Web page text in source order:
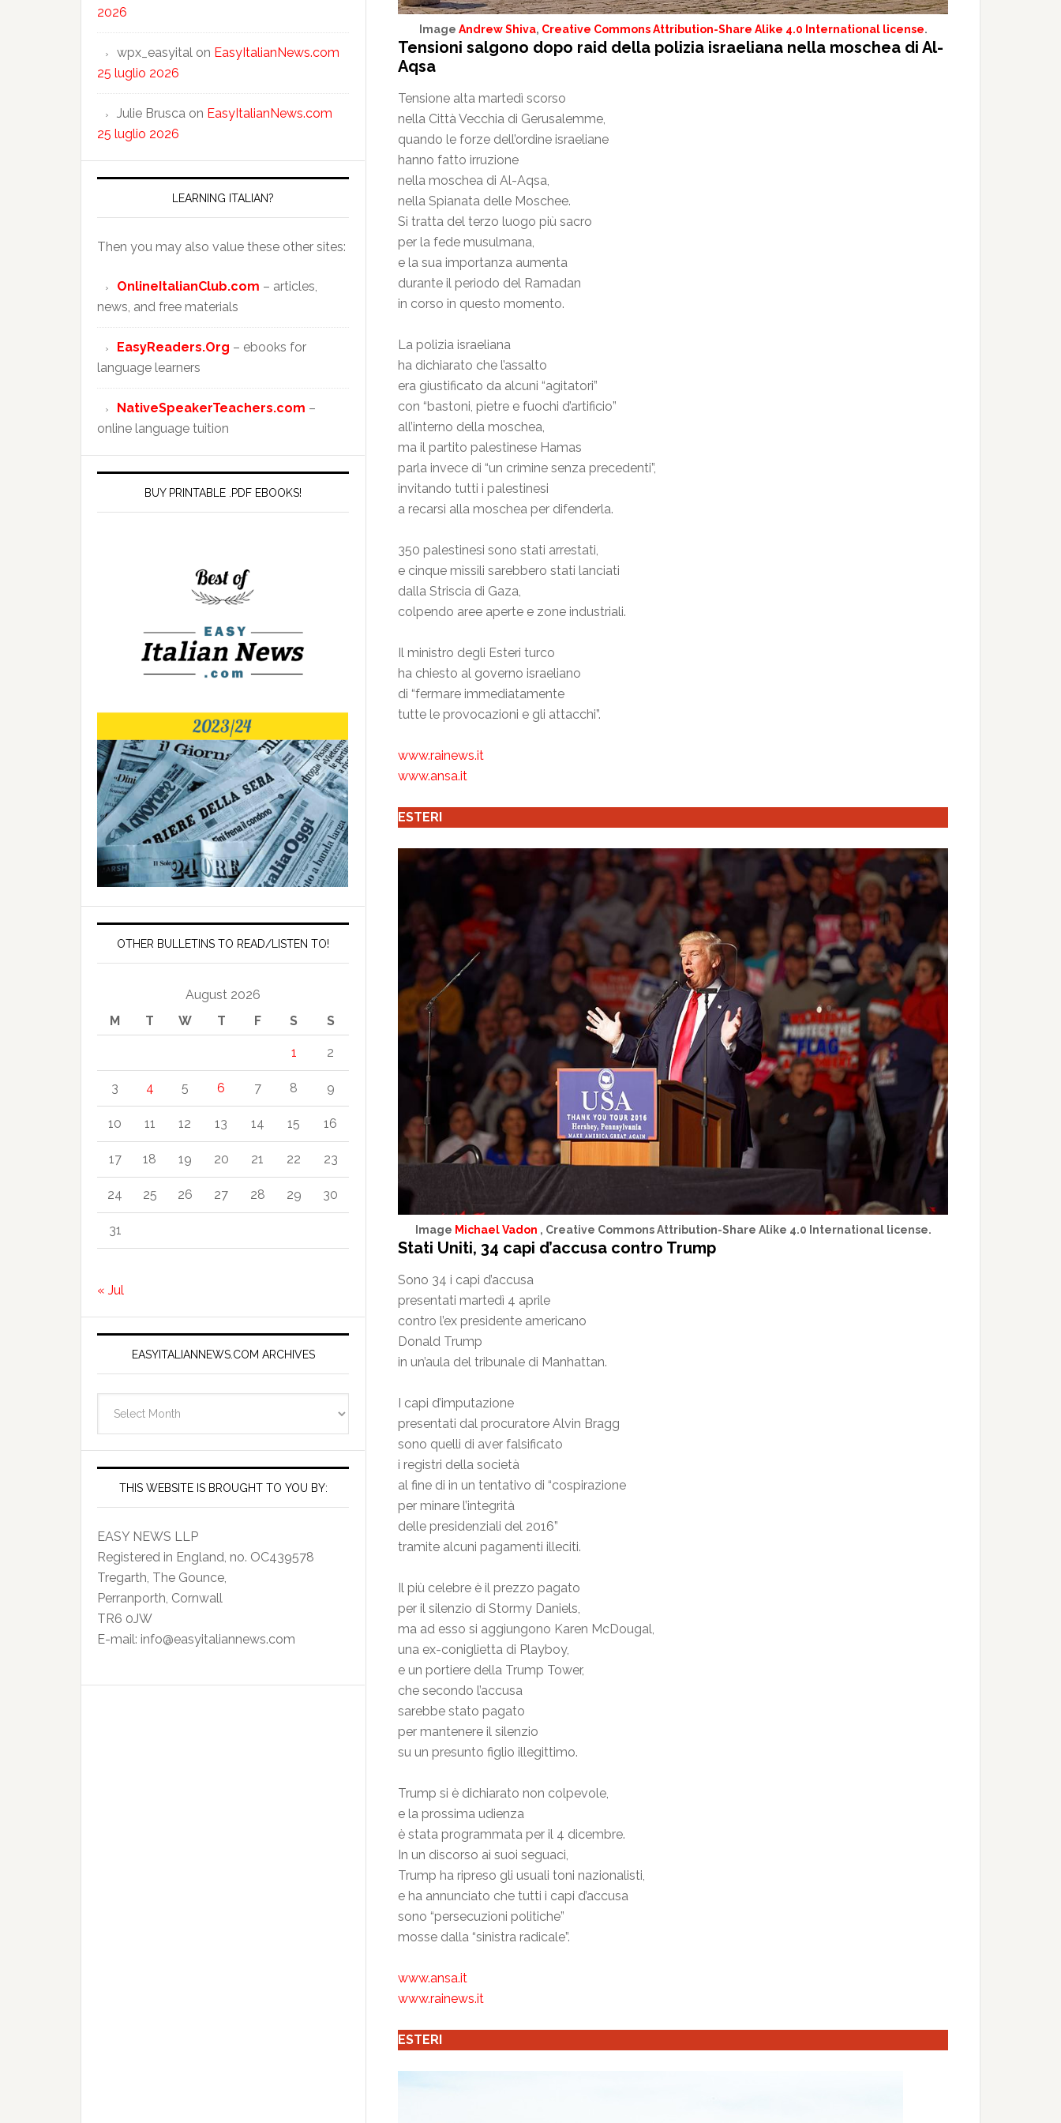
Image Andrew Shiva, Creative Commons Attribution-Share Alike 4.0 International license.
Tensioni salgono dopo raid della polizia israeliana nella moschea di Al-
Aqsa
Tensione alta martedì scorso
nella Città Vecchia di Gerusalemme,
quando le forze dell’ordine israeliane
hanno fatto irruzione
nella moschea di Al-Aqsa,
nella Spianata delle Moschee.
Si tratta del terzo luogo più sacro
per la fede musulmana,
e la sua importanza aumenta
durante il periodo del Ramadan
in corso in questo momento.
La polizia israeliana
ha dichiarato che l’assalto
era giustificato da alcuni “agitatori”
con “bastoni, pietre e fuochi d’artificio”
all’interno della moschea,
ma il partito palestinese Hamas
parla invece di “un crimine senza precedenti”,
invitando tutti i palestinesi
a recarsi alla moschea per difenderla.
350 palestinesi sono stati arrestati,
e cinque missili sarebbero stati lanciati
dalla Striscia di Gaza,
colpendo aree aperte e zone industriali.
Il ministro degli Esteri turco
ha chiesto al governo israeliano
di “fermare immediatamente
tutte le provocazioni e gli attacchi”.
www.rainews.it
www.ansa.it
ESTERI
Image Michael Vadon , Creative Commons Attribution-Share Alike 4.0 International license.
Stati Uniti, 34 capi d’accusa contro Trump
Sono 34 i capi d’accusa
presentati martedì 4 aprile
contro l’ex presidente americano
Donald Trump
in un’aula del tribunale di Manhattan.
I capi d’imputazione
presentati dal procuratore Alvin Bragg
sono quelli di aver falsificato
i registri della società
al fine di in un tentativo di “cospirazione
per minare l’integrità
delle presidenziali del 2016”
tramite alcuni pagamenti illeciti.
Il più celebre è il prezzo pagato
per il silenzio di Stormy Daniels,
ma ad esso si aggiungono Karen McDougal,
una ex-coniglietta di Playboy,
e un portiere della Trump Tower,
che secondo l’accusa
sarebbe stato pagato
per mantenere il silenzio
su un presunto figlio illegittimo.
Trump si è dichiarato non colpevole,
e la prossima udienza
è stata programmata per il 4 dicembre.
In un discorso ai suoi seguaci,
Trump ha ripreso gli usuali toni nazionalisti,
e ha annunciato che tutti i capi d’accusa
sono “persecuzioni politiche”
mosse dalla “sinistra radicale”.
www.ansa.it
www.rainews.it
ESTERI
2026
wpx_easyital on EasyItalianNews.com
25 luglio 2026
Julie Brusca on EasyItalianNews.com
25 luglio 2026
LEARNING ITALIAN?
Then you may also value these other sites:
OnlineItalianClub.com – articles,
news, and free materials
EasyReaders.Org – ebooks for
language learners
NativeSpeakerTeachers.com –
online language tuition
BUY PRINTABLE .PDF EBOOKS!
OTHER BULLETINS TO READ/LISTEN TO!
August 2026
M
T W T F S S
1 2
3 4 5 6 7 8 9
10 11 12 13 14 15 16
17 18 19 20 21 22 23
24 25 26 27 28 29 30
31
« Jul
EASYITALIANNEWS.COM ARCHIVES
Archives
THIS WEBSITE IS BROUGHT TO YOU BY:
EASY NEWS LLP
Registered in England, no. OC439578
Tregarth, The Gounce,
Perranporth, Cornwall
TR6 0JW
E-mail: info@easyitaliannews.com